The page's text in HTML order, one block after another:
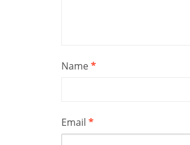
Name*
Email *